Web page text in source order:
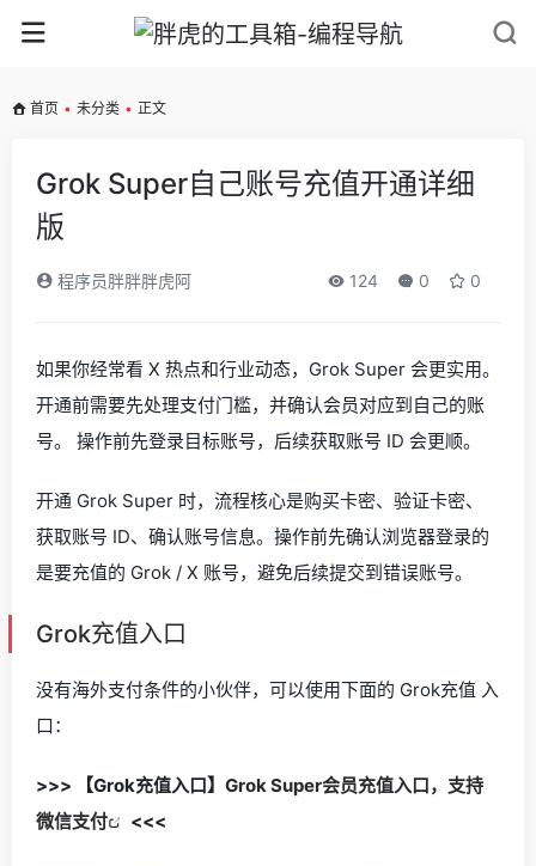
首页 • 未分类 • 正文
Grok Super自己账号充值开通详细
版
程序员胖胖胖虎阿 124 0 0
如果你经常看 X 热点和行业动态，Grok Super 会更实用。
开通前需要先处理支付门槛，并确认会员对应到自己的账
号。 操作前先登录目标账号，后续获取账号 ID 会更顺。
开通 Grok Super 时，流程核心是购买卡密、验证卡密、
获取账号 ID、确认账号信息。操作前先确认浏览器登录的
是要充值的 Grok / X 账号，避免后续提交到错误账号。
Grok充值入口
没有海外支付条件的小伙伴，可以使用下面的 Grok充值 入
口：
>>> 【Grok充值入口】 Grok Super会员充值入口，支持
微信支付
<<<